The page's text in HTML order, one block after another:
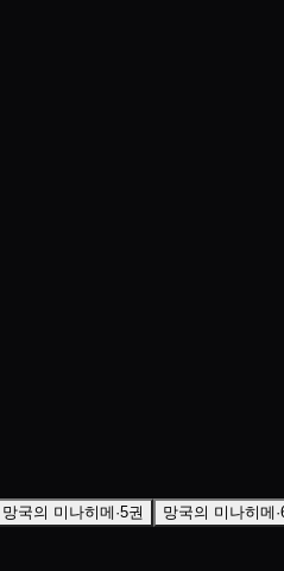
망국의 미나히메·5권 망국의 미나히메